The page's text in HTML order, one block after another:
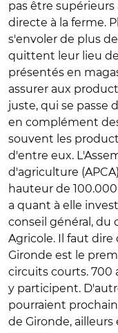
pas être
directe à la ferme.
s'envoler de plus
quittent leur lieu
présentés en
assurer aux
juste, qui se passe
en complément
souvent les
d'entre eux.
d'agriculture
hauteur de
a quant à elle
conseil général, du
Agricole. Il faut
Gironde est le
circuits courts.
y participent.
pourraient
de Gironde,